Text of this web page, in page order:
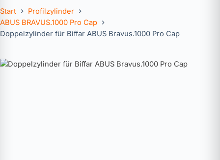
Start
Profilzylinder
ABUS BRAVUS.1000 Pro Cap
Doppelzylinder für Biffar ABUS Bravus.1000 Pro Cap